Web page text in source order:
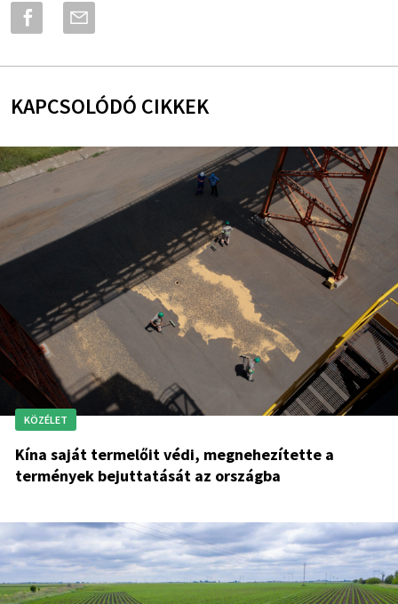
KAPCSOLÓDÓ CIKKEK
KÖZÉLET
Kína saját termelőit védi, megnehezítette a
termények bejuttatását az országba